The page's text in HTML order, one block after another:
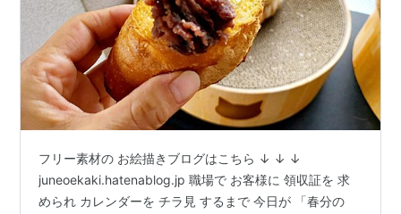
フリー素材の お絵描きブログはこちら ↓ ↓ ↓
juneoekaki.hatenablog.jp 職場で お客様に 領収証を 求
められ カレンダーを チラ見 するまで 今日が 「春分の